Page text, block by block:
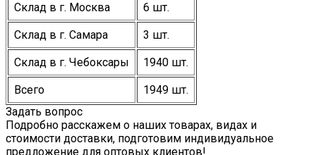
Склад в г. Москва 6 шт.
Склад в г. Самара 3 шт.
Склад в г. Чебоксары 1940 шт.
Всего
1949 шт.
Задать вопрос
Подробно расскажем о наших товарах, видах и
стоимости доставки, подготовим индивидуальное
предложение для оптовых клиентов!